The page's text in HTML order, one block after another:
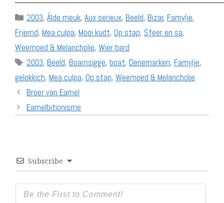
Categories
2003,Âlde meuk,Aux serieux, Beeld, Bizar, Famylje,
Frjemd, Mea culpa, Mooi kudt, Op stap, Sfeer en sa,
Weemoed & Melancholie, Wier bard
Tags
2003, Beeld, Boarnsigge, boat, Denemarken, Famylje,
gelokkich, Mea culpa, Op stap, Weemoed & Melancholie
Broer van Eamel
Eamelbitionisme
Subscribe